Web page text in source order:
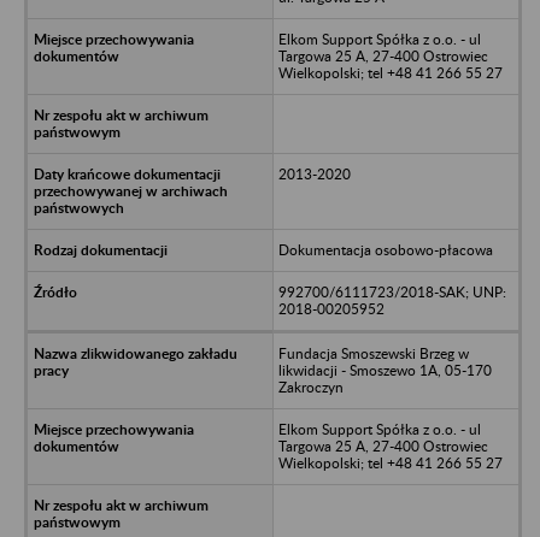
Elkom Support Spółka z o.o. - ul
Targowa 25 A, 27-400 Ostrowiec
Wielkopolski; tel +48 41 266 55 27
2013-2020
Dokumentacja osobowo-płacowa
992700/6111723/2018-SAK; UNP:
2018-00205952
Fundacja Smoszewski Brzeg w
likwidacji - Smoszewo 1A, 05-170
Zakroczyn
Elkom Support Spółka z o.o. - ul
Targowa 25 A, 27-400 Ostrowiec
Wielkopolski; tel +48 41 266 55 27